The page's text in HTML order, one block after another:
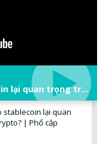
Stablecoin là gì? Tại sao stablecoin lại quan trọng trong thị trường crypto? | Phổ cập Blockchain
stablecoin lại quan
| Phổ cập